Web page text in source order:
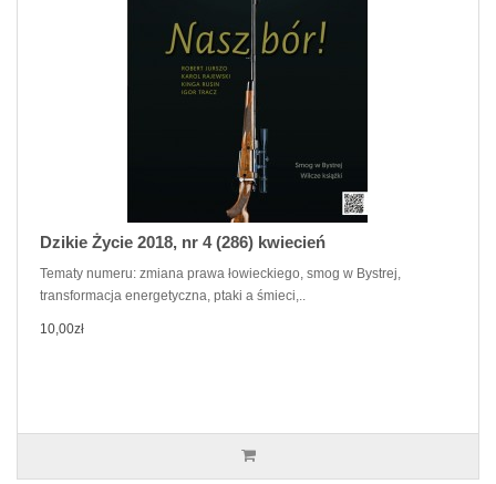
Dzikie Życie 2018, nr 4 (286) kwiecień
Tematy numeru: zmiana prawa łowieckiego, smog w Bystrej,
transformacja energetyczna, ptaki a śmieci,..
10,00zł